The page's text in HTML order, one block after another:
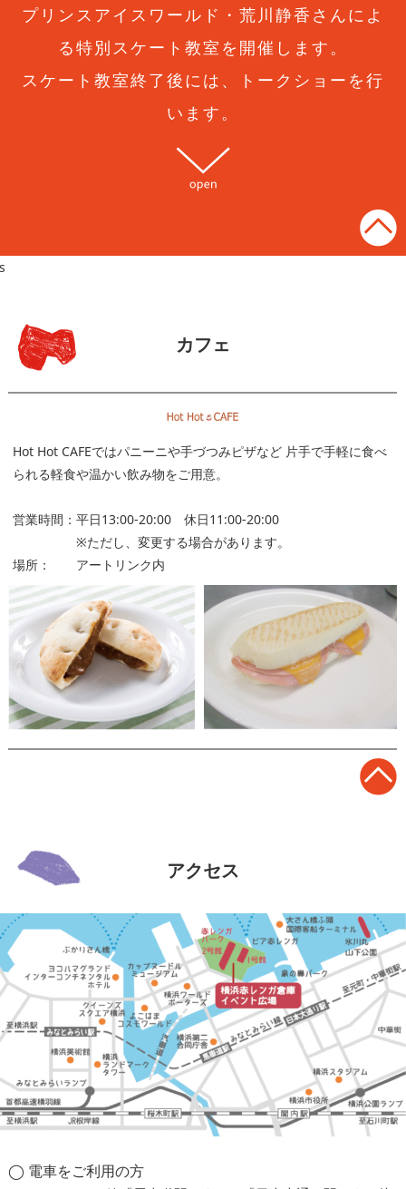
プリンスアイスワールド・荒川静香さんによ
る特別スケート教室を開催します。
スケート教室終了後には、トークショーを行
います。
s
カフェ
Hot Hot CAFEではパニーニや手づつみピザなど 片手で手軽に食べ
られる軽食や温かい飲み物をご用意。
営業時間：平日13:00-20:00 休日11:00-20:00
※ただし、変更する場合があります。
場所： アートリンク内
アクセス
◯ 電車をご利用の方